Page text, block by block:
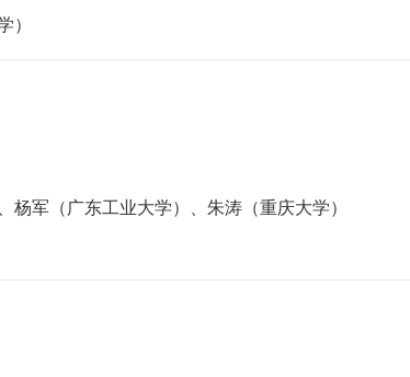
军（广东工业大学）、朱涛（重庆大学）